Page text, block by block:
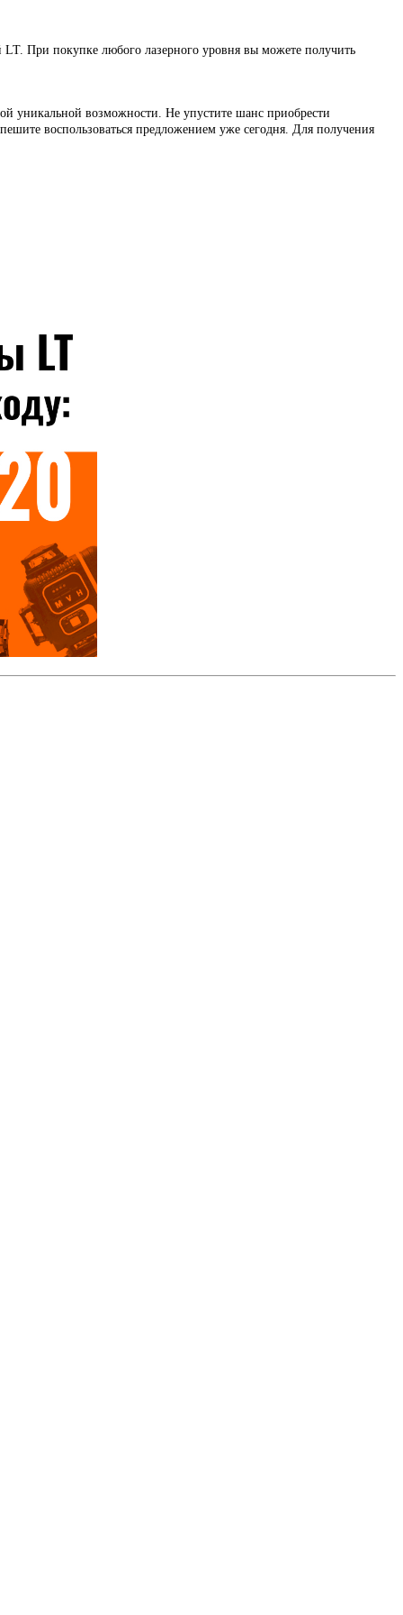
LT. При покупке любого лазерного уровня вы можете получить
уникальной возможности. Не упустите шанс приобрести
воспользоваться предложением уже сегодня. Для получения